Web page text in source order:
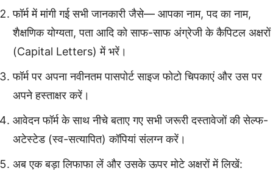
फॉर्म में मांगी गई सभी जानकारी जैसे— आपका नाम, पद का नाम,
शैक्षणिक योग्यता, पता आदि को साफ-साफ अंग्रेजी के कैपिटल अक्षरों
(Capital Letters) में भरें।
फॉर्म पर अपना नवीनतम पासपोर्ट साइज फोटो चिपकाएं और उस पर
अपने हस्ताक्षर करें।
आवेदन फॉर्म के साथ नीचे बताए गए सभी जरूरी दस्तावेजों की सेल्फ-
अटेस्टेड (स्व-सत्यापित) कॉपियां संलग्न करें।
अब एक बड़ा लिफाफा लें और उसके ऊपर मोटे अक्षरों में लिखें: